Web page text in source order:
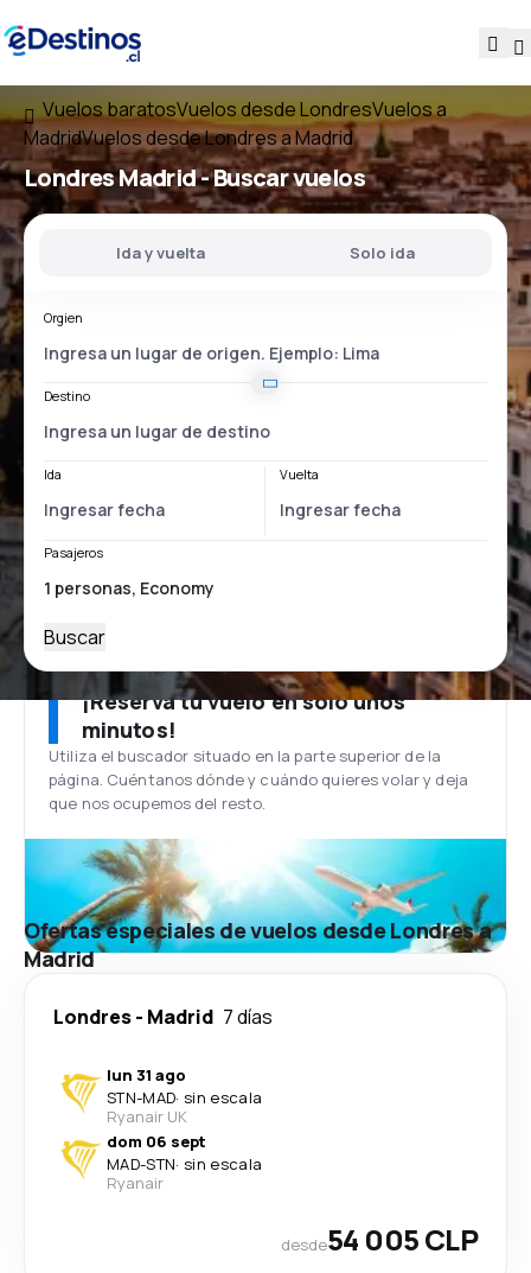
Vuelos baratosVuelos desde LondresVuelos a
MadridVuelos desde Londres a Madrid
Londres Madrid- Buscar vuelos
Ida y vuelta Solo ida
Orgien
Destino
Ida Vuelta
Pasajeros
Buscar
¡Reserva tu vuelo en solo unos
minutos!
Utiliza el buscador situado en la parte superior de la
página. Cuéntanos dónde y cuándo quieres volar y deja
que nos ocupemos del resto.
Ofertas especiales de vuelos desde Londres a
Madrid
Londres- Madrid 7 días
lun 31 ago
STN-MAD· sin escala
Ryanair UK
dom 06 sept
MAD-STN· sin escala
Ryanair
desde54 005 CLP